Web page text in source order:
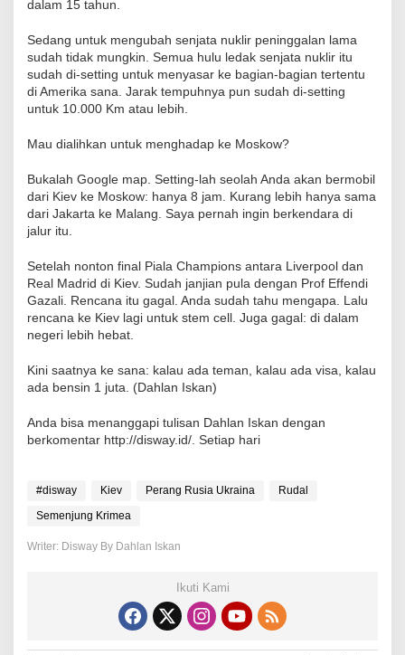
dalam 15 tahun.
Sedang untuk mengubah senjata nuklir peninggalan lama
sudah tidak mungkin. Semua hulu ledak senjata nuklir itu
sudah di-setting untuk menyasar ke bagian-bagian tertentu
di Amerika sana. Jarak tempuhnya pun sudah di-setting
untuk 10.000 Km atau lebih.
Mau dialihkan untuk menghadap ke Moskow?
Bukalah Google map. Setting-lah seolah Anda akan bermobil
dari Kiev ke Moskow: hanya 8 jam. Kurang lebih hanya sama
dari Jakarta ke Malang. Saya pernah ingin berkendara di
jalur itu.
Setelah nonton final Piala Champions antara Liverpool dan
Real Madrid di Kiev. Sudah janjian pula dengan Prof Effendi
Gazali. Rencana itu gagal. Anda sudah tahu mengapa. Lalu
rencana ke Kiev lagi untuk stem cell. Juga gagal: di dalam
negeri lebih hebat.
Kini saatnya ke sana: kalau ada teman, kalau ada visa, kalau
ada bensin 1 juta. (Dahlan Iskan)
Anda bisa menanggapi tulisan Dahlan Iskan dengan
berkomentar http://disway.id/. Setiap hari
#disway Kiev Perang Rusia Ukraina
Rudal
Semenjung Krimea
Writer: Disway By Dahlan Iskan
Ikuti Kami